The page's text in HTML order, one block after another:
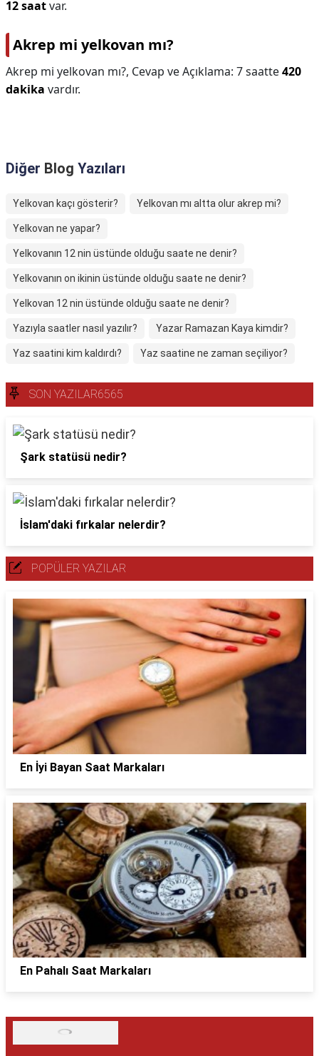
12 saatvar.
Akrep mi yelkovan mı?
Akrep mi yelkovan mı?, Cevap ve Açıklama: 7 saatte420
dakika vardır.
Diğer Blog Yazıları
Yelkovan kaçı gösterir? Yelkovan mı altta olur akrep mi?
Yelkovan ne yapar?
Yelkovanın 12 nin üstünde olduğu saate ne denir?
Yelkovanın on ikinin üstünde olduğu saate ne denir?
Yelkovan 12 nin üstünde olduğu saate ne denir?
Yazıyla saatler nasıl yazılır? Yazar Ramazan Kaya kimdir?
Yaz saatini kim kaldırdı? Yaz saatine ne zaman seçiliyor?
SON YAZILAR6565
Şark statüsü nedir?
İslam'daki fırkalar nelerdir?
POPÜLER YAZILAR
En İyi Bayan Saat Markaları
En Pahalı Saat Markaları